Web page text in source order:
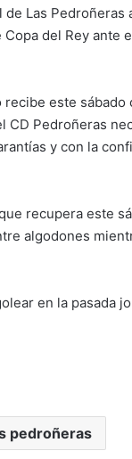
Las Pedroñeras
del Rey ante
este sábado
CD Pedroñeras
y con la
recupera este
algodones
en la pasada
pedroñeras